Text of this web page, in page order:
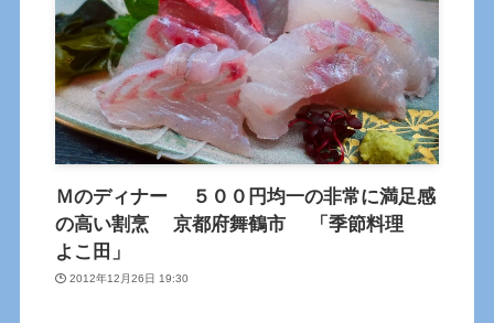
Ｍのディナー ５００円均一の非常に満足感
の高い割烹 京都府舞鶴市 「季節料理
よこ田」
2012年12月26日 19:30